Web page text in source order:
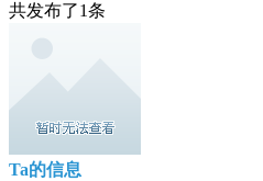
共发布了1条
Ta的信息